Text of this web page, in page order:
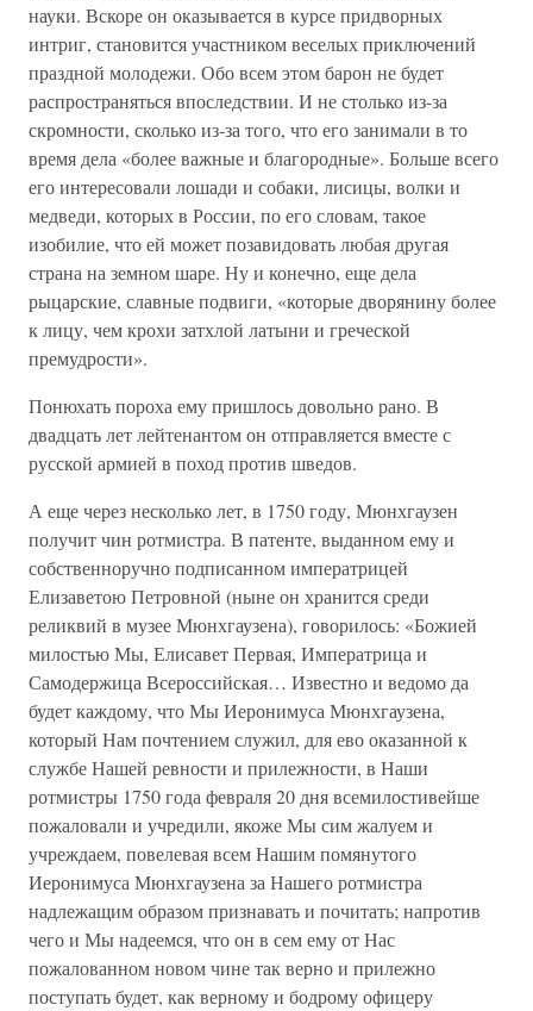
науки. Вскоре он оказывается в курсе придворных
интриг, становится участником веселых приключений
праздной молодежи. Обо всем этом барон не будет
распространяться впоследствии. И не столько из-за
скромности, сколько из-за того, что его занимали в то
время дела «более важные и благородные». Больше всего
его интересовали лошади и собаки, лисицы, волки и
медведи, которых в России, по его словам, такое
изобилие, что ей может позавидовать любая другая
страна на земном шаре. Ну и конечно, еще дела
рыцарские, славные подвиги, «которые дворянину более
к лицу, чем крохи затхлой латыни и греческой
премудрости».
Понюхать пороха ему пришлось довольно рано. В
двадцать лет лейтенантом он отправляется вместе с
русской армией в поход против шведов.
А еще через несколько лет, в 1750 году, Мюнхгаузен
получит чин ротмистра. В патенте, выданном ему и
собственноручно подписанном императрицей
Елизаветою Петровной (ныне он хранится среди
реликвий в музее Мюнхгаузена), говорилось: «Божией
милостью Мы, Елисавет Первая, Императрица и
Самодержица Всероссийская… Известно и ведомо да
будет каждому, что Мы Иеронимуса Мюнхгаузена,
который Нам почтением служил, для ево оказанной к
службе Нашей ревности и прилежности, в Наши
ротмистры 1750 года февраля 20 дня всемилостивейше
пожаловали и учредили, якоже Мы сим жалуем и
учреждаем, повелевая всем Нашим помянутого
Иеронимуса Мюнхгаузена за Нашего ротмистра
надлежащим образом признавать и почитать; напротив
чего и Мы надеемся, что он в сем ему от Нас
пожалованном новом чине так верно и прилежно
поступать будет, как верному и бодрому офицеру